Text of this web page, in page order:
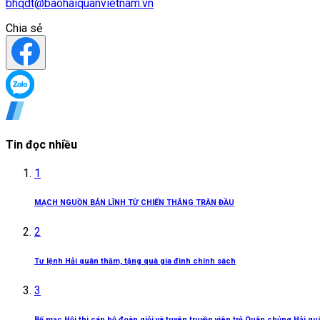
bhqdt@baohaiquanvietnam.vn
Chia sẻ
Tin đọc nhiều
1
MẠCH NGUỒN BẢN LĨNH TỪ CHIẾN THẮNG TRẬN ĐẦU
2
Tư lệnh Hải quân thăm, tặng quà gia đình chính sách
3